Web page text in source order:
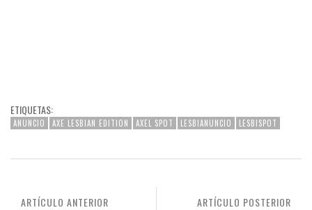
ETIQUETAS:
ANUNCIO AXE LESBIAN EDITION AXEL SPOT LESBIANUNCIO LESBISPOT
ARTÍCULO POSTERIOR
ARTÍCULO ANTERIOR